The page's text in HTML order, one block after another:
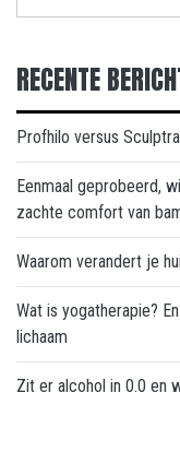
RECENTE
Profhilo versus
Eenmaal geprobeerd,
zachte comfort van
Waarom verandert je
Wat is yogatherapie?
lichaam
Zit er alcohol in 0.0 en